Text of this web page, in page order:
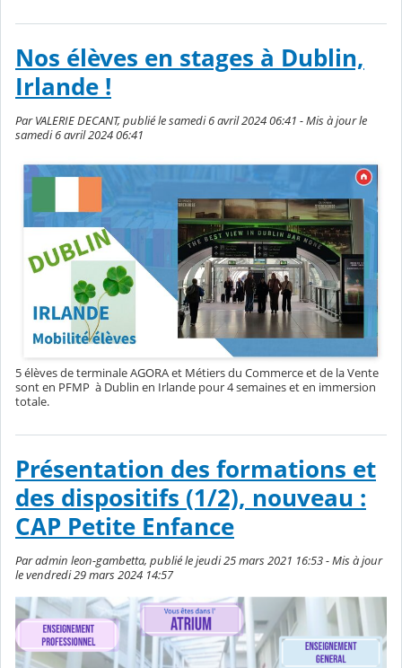
Nos élèves en stages à Dublin,
Irlande !
Par VALERIE DECANT, publié le samedi 6 avril 2024 06:41 - Mis à jour le
samedi 6 avril 2024 06:41
5 élèves de terminale AGORA et Métiers du Commerce et de la Vente
sont en PFMP à Dublin en Irlande pour 4 semaines et en immersion
totale.
Présentation des formations et
des dispositifs (1/2), nouveau :
CAP Petite Enfance
Par admin leon-gambetta, publié le jeudi 25 mars 2021 16:53 - Mis à jour
le vendredi 29 mars 2024 14:57